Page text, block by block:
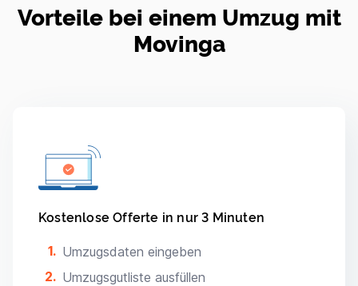
Vorteile bei einem Umzug mit
Movinga
Kostenlose Offerte in nur 3 Minuten
Umzugsdaten eingeben
Umzugsgutliste ausfüllen